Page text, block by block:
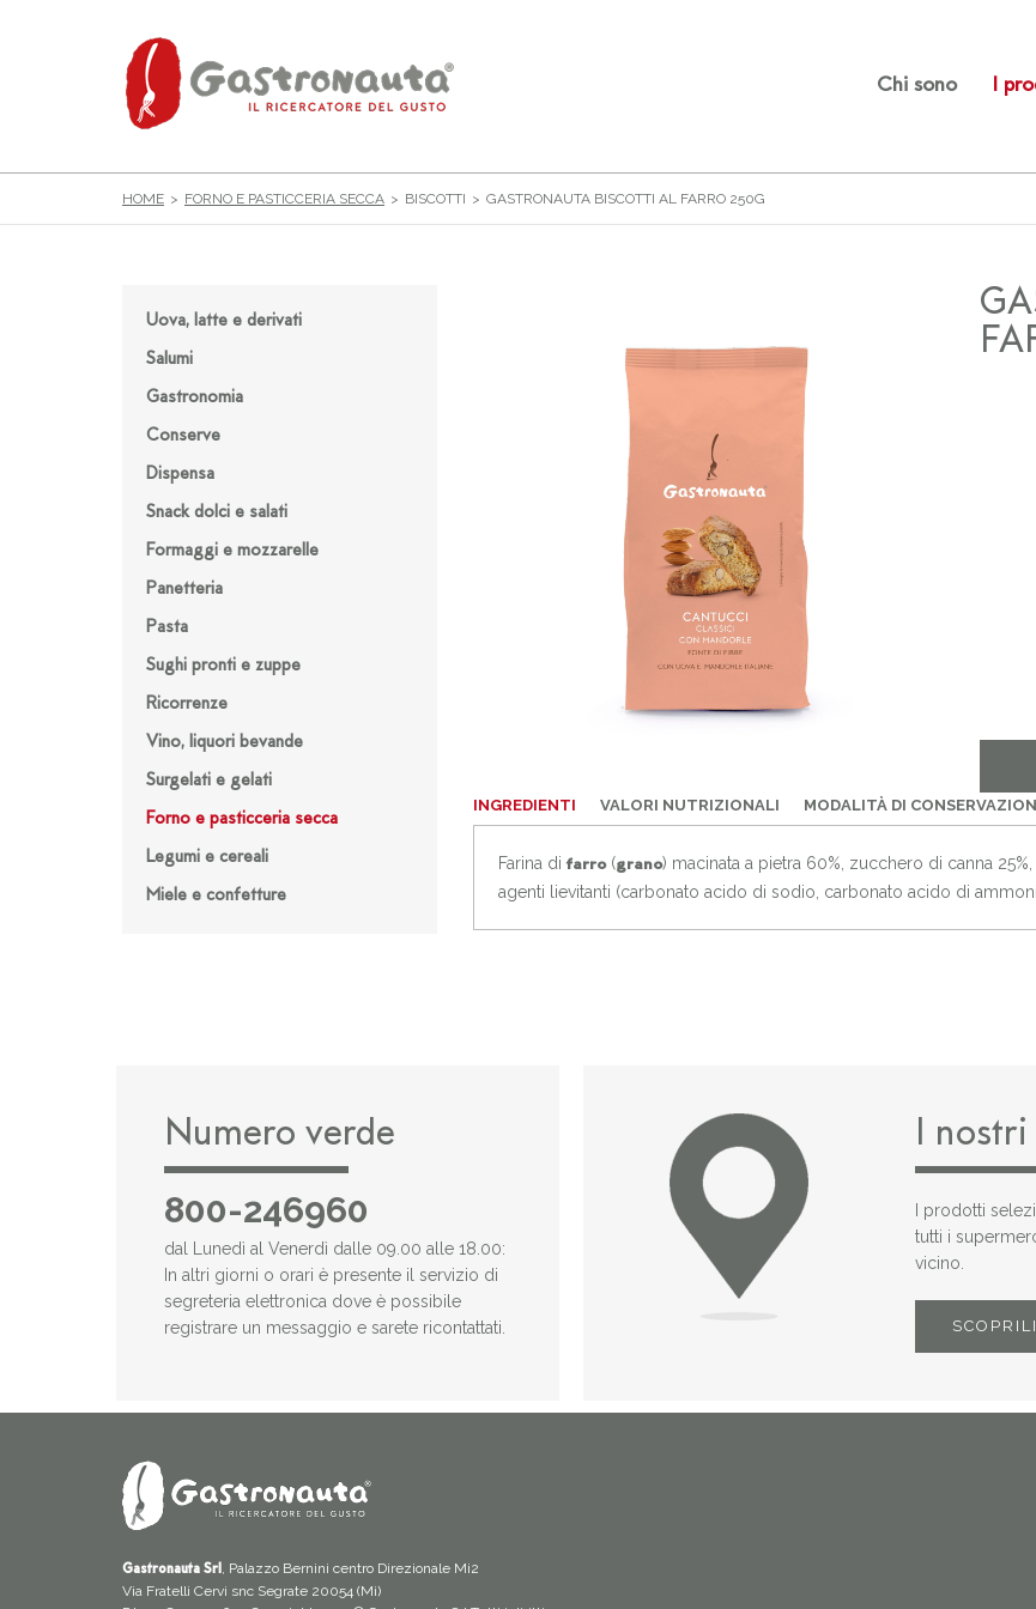
Chi sono I
HOME FORNO E PASTICCERIA SECCA BISCOTTI GASTRONAUTA BISCOTTI AL FARRO 250G
Uova, latte e derivati
Salumi
Gastronomia
Conserve
Dispensa
Snack dolci e salati
Formaggi e mozzarelle
Panetteria
Pasta
Sughi pronti e zuppe
Ricorrenze
Vino, liquori bevande
Surgelati e gelati
Forno e pasticceria secca
Legumi e cereali
Miele e confetture
INGREDIENTI VALORI NUTRIZIONALI MODALITÀ DI
Farina difarro(grano) macinata a pietra 60%, zucchero di canna 25%,
agenti lievitanti (carbonato acido di sodio, carbonato acido di
Numero verde
800-246960
dal Lunedì al Venerdì dalle 09.00 alle 18.00:
In altri giorni o orari è presente il servizio di
segreteria elettronica dove è possibile
registrare un messaggio e sarete ricontattati.
I
I prodotti
tutti i
vicino.
Gastronauta Srl , Palazzo Bernini centro Direzionale Mi2
Via Fratelli Cervi snc Segrate 20054 (Mi)